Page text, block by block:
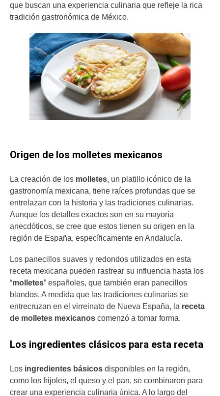
que buscan una experiencia culinaria que refleje la rica
tradición gastronómica de México.
Origen de los molletes mexicanos
La creación de los molletes, un platillo icónico de la
gastronomía mexicana, tiene raíces profundas que se
entrelazan con la historia y las tradiciones culinarias.
Aunque los detalles exactos son en su mayoría
anecdóticos, se cree que estos tienen su origen en la
región de España, específicamente en Andalucía.
Los panecillos suaves y redondos utilizados en esta
receta mexicana pueden rastrear su influencia hasta los
“molletes” españoles, que también eran panecillos
blandos. A medida que las tradiciones culinarias se
entrecruzan en el virreinato de Nueva España, la receta
de molletes mexicanos comenzó a tomar forma.
Los ingredientes clásicos para esta receta
Los ingredientes básicos disponibles en la región,
como los frijoles, el queso y el pan, se combinaron para
crear una experiencia culinaria única. A lo largo del